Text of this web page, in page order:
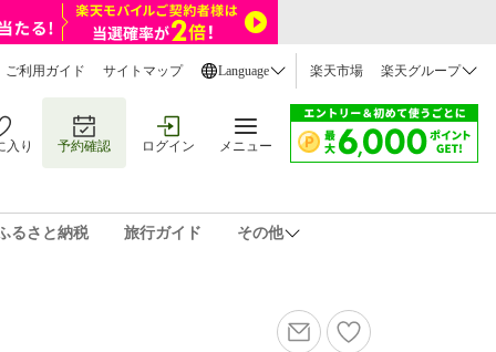
ご利用ガイド サイトマップ Language 楽天市場 楽天グループ
入り 予約確認 ログイン メニュー
るさと納税 旅行ガイド その他